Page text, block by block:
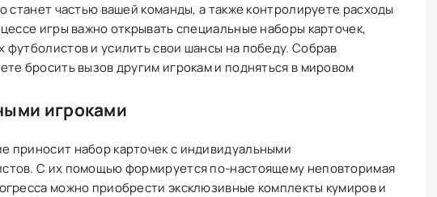
станет частью вашей команды, а также контролируете расходы
игры важно открывать специальные наборы карточек,
футболистов и усилить свои шансы на победу. Собрав
бросить вызов другим игрокам и подняться в мировом
игроками
приносит набор карточек с индивидуальными
С их помощью формируется по-настоящему неповторимая
можно приобрести эксклюзивные комплекты кумиров и